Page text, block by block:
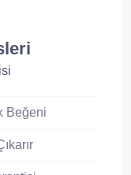
Beğeni